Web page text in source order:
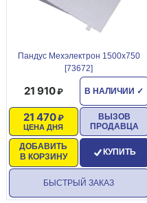
Пандус Мехэлектрон 1500х750
[73672]
В НАЛИЧИИ ✓
21 910
ЦЕНА ДНЯ
21 470
ДОБАВИТЬ
В КОРЗИНУ
ВЫЗОВ
ПРОДАВЦА
КУПИТЬ
БЫСТРЫЙ ЗАКАЗ